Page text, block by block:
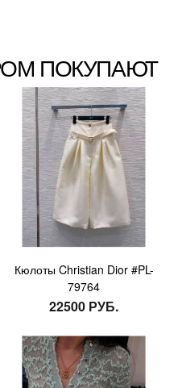
ПОКУПАЮТ
Кюлоты Christian Dior #PL-
79764
22500 РУБ.